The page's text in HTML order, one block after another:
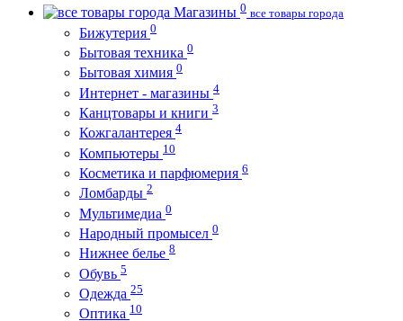
Магазины 0 все товары города
Бижутерия 0
Бытовая техника 0
Бытовая химия 0
Интернет - магазины 4
Канцтовары и книги 3
Кожгалантерея 4
Компьютеры 10
Косметика и парфюмерия 6
Ломбарды 2
Мультимедиа 0
Народный промысел 0
Нижнее белье 8
Обувь 5
Одежда 25
Оптика 10